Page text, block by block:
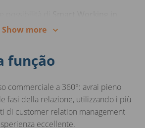
del business e la piena gestione
e in crescita, dove il talento, le
Show more
função
commerciale a 360°: avrai pieno
fasi della relazione, utilizzando i più
di customer relation management
eccellente.